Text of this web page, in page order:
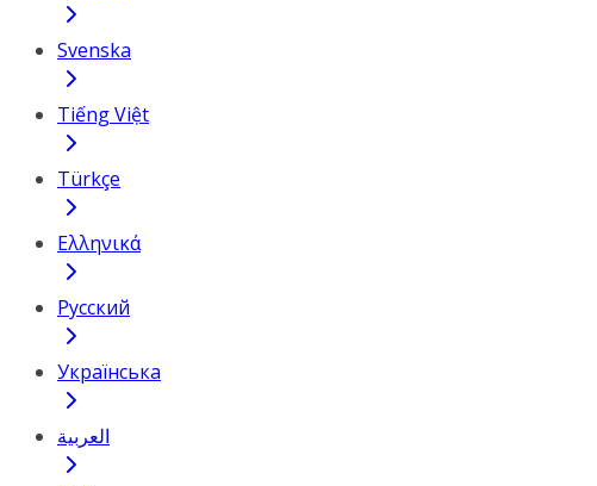
Svenska
Tiếng Việt
Türkçe
Ελληνικά
Русский
Українська
العربية